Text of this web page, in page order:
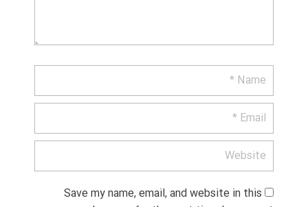
Save my name, email, and website in this